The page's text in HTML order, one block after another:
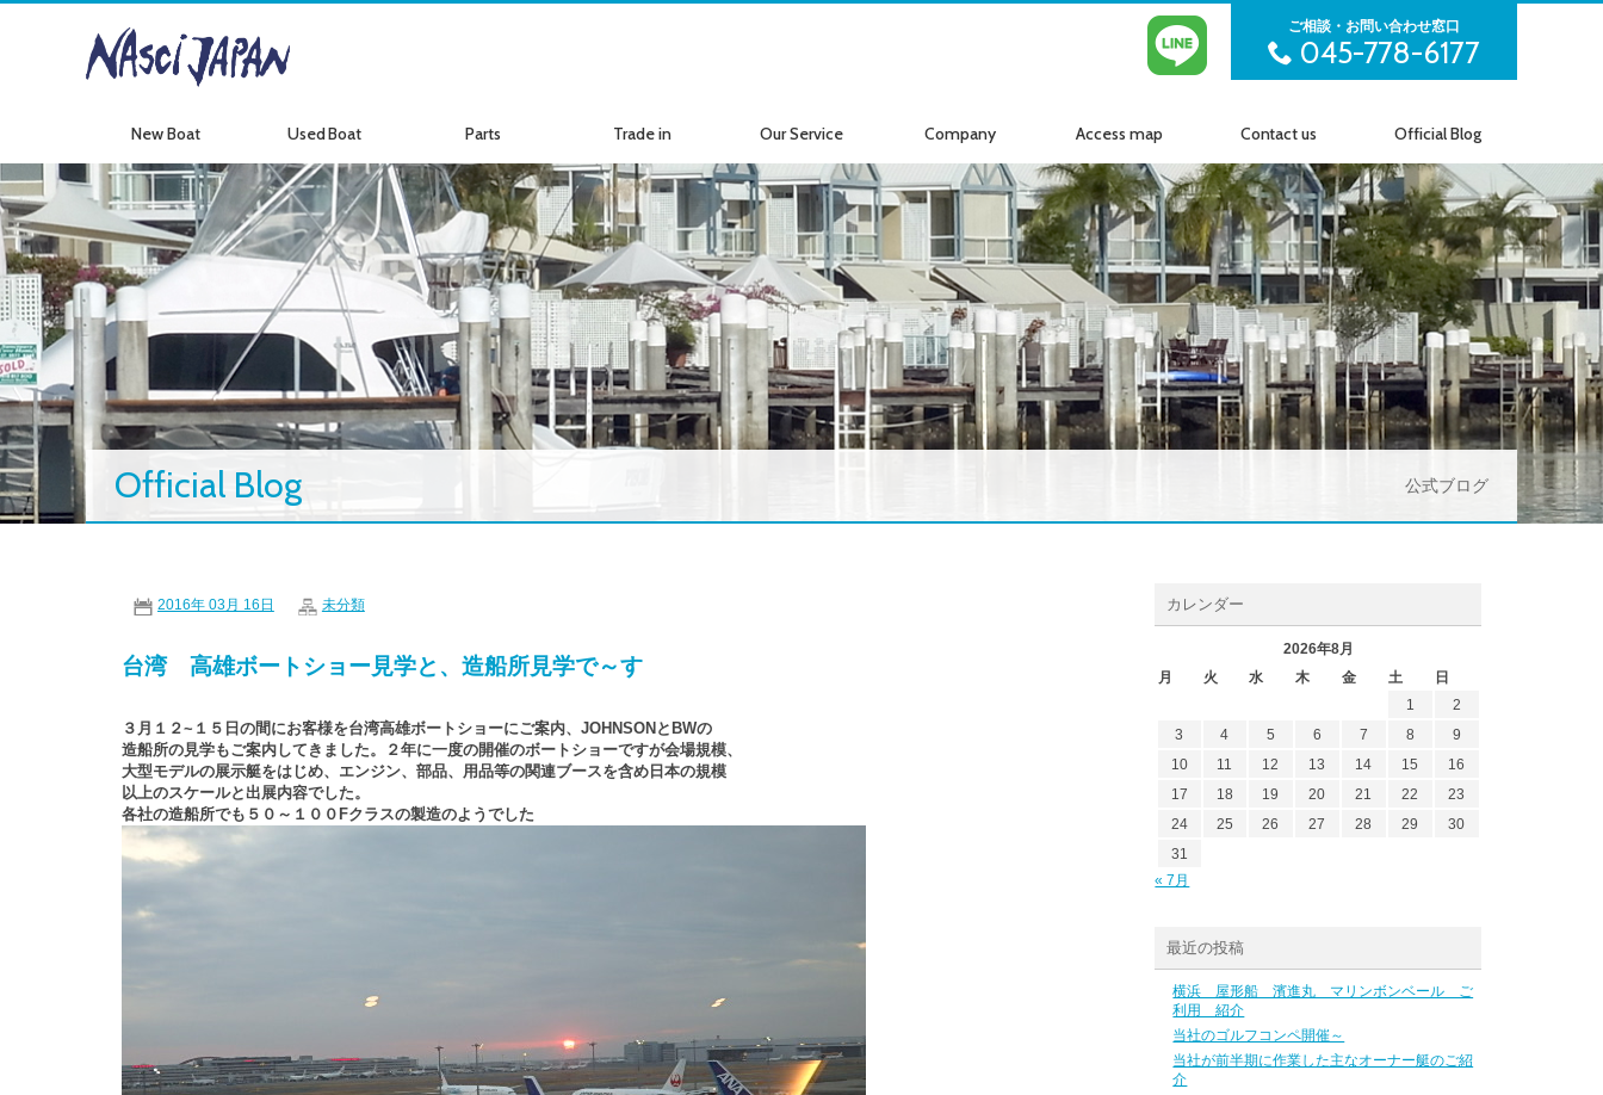
ご相談・お問い合わせ窓口
045-778-6177
New Boat
新艇情報
Used Boat
中古艇情報
Parts
パーツ情報
Trade in
ボートの買取
Our Service
サービス案内
Company
会社紹介
Access map
アクセス
Contact us
お問い合わせ
Official Blog
公式ブログ
Official Blog 公式ブログ
2016年 03月 16日 未分類
台湾 高雄ボートショー見学と、造船所見学で～す
３月１２~１５日の間にお客様を台湾高雄ボートショーにご案内、JOHNSONとBWの
造船所の見学もご案内してきました。２年に一度の開催のボートショーですが会場規模、
大型モデルの展示艇をはじめ、エンジン、部品、用品等の関連ブースを含め日本の規模
以上のスケールと出展内容でした。
各社の造船所でも５０～１００Fクラスの製造のようでした
カレンダー
2026年8月
月
火 水 木 金 土
日
1
2
3
4 5 6 7 8
9
10
11 12 13 14 15
16
17
18 19 20 21 22
23
24
25 26 27 28 29
30
31
« 7月
最近の投稿
横浜 屋形船 濱進丸 マリンボンベール ご
利用 紹介
当社のゴルフコンペ開催～
当社が前半期に作業した主なオーナー艇のご紹
介